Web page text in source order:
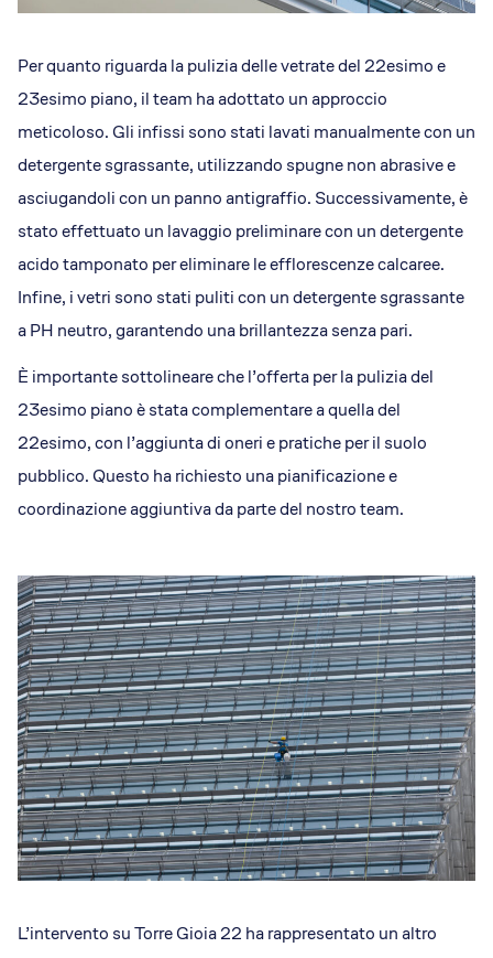
Per quanto riguarda la pulizia delle vetrate del 22esimo e
23esimo piano, il team ha adottato un approccio
meticoloso. Gli infissi sono stati lavati manualmente con un
detergente sgrassante, utilizzando spugne non abrasive e
asciugandoli con un panno antigraffio. Successivamente, è
stato effettuato un lavaggio preliminare con un detergente
acido tamponato per eliminare le efflorescenze calcaree.
Infine, i vetri sono stati puliti con un detergente sgrassante
a PH neutro, garantendo una brillantezza senza pari.
È importante sottolineare che l’offerta per la pulizia del
23esimo piano è stata complementare a quella del
22esimo, con l’aggiunta di oneri e pratiche per il suolo
pubblico. Questo ha richiesto una pianificazione e
coordinazione aggiuntiva da parte del nostro team.
L’intervento su Torre Gioia 22 ha rappresentato un altro